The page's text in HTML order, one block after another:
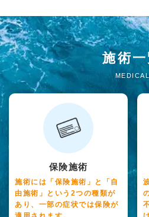
施術一
MEDICAL
保険施術
施術には「保険施術」と「自
由施術」という2つの種類が
あり、一部の症状では保険が